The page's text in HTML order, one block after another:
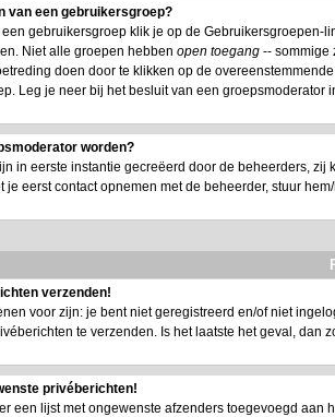
van een gebruikersgroep?
gebruikersgroep klik je op de
Niet alle groepen hebben open toegang -- sommige
doen door te klikken op de
Leg je neer bij het besluit van een
worden?
in eerste instantie gecreëerd door de beheerders,
je eerst contact opnemen met de beheerder, stuur
verzenden!
voor zijn: je bent niet geregistreerd en/of niet
te verzenden. Is het laatste het geval, dan
privéberichten!
een lijst met ongewenste afzenders toegevoegd